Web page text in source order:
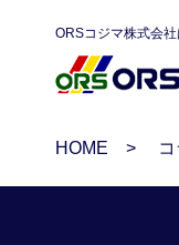
ORSコジマ株式会
HOME